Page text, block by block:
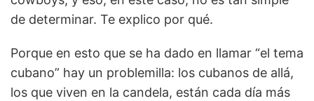
de determinar. Te explico por qué.
Porque en esto que se ha dado en llamar “el tema
cubano” hay un problemilla: los cubanos de allá,
los que viven en la candela, están cada día más